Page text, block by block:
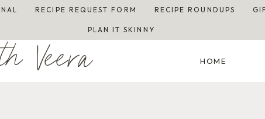
RECIPE REQUEST FORM RECIPE ROUNDUPS
PLAN IT SKINNY
Veera HOME